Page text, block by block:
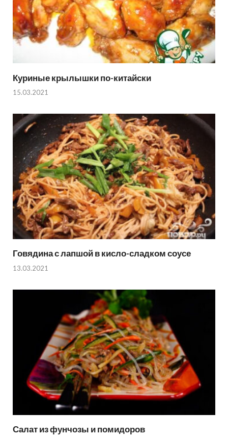
Куриные крылышки по-китайски
15.03.2021
Говядина с лапшой в кисло-сладком соусе
13.03.2021
Салат из фунчозы и помидоров